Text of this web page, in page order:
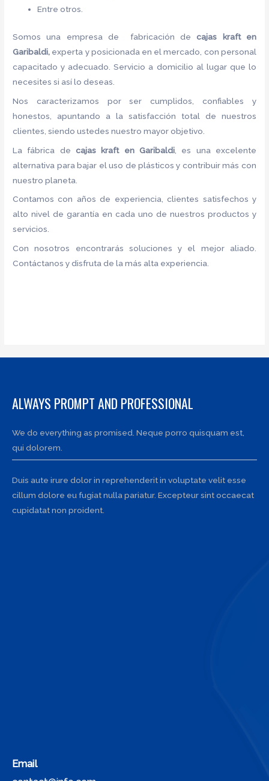
Entre otros.
Somos una empresa de fabricación decajas kraft en
Garibaldi, experta y posicionada en el mercado, con personal
capacitado y adecuado. Servicio a domicilio al lugar que lo
necesites si así lo deseas.
Nos caracterizamos por ser cumplidos, confiables y
honestos, apuntando a la satisfacción total de nuestros
clientes, siendo ustedes nuestro mayor objetivo.
La fábrica decajas kraft en Garibaldi, es una excelente
alternativa para bajar el uso de plásticos y contribuir más con
nuestro planeta.
Contamos con años de experiencia, clientes satisfechos y
alto nivel de garantía en cada uno de nuestros productos y
servicios.
Con nosotros encontrarás soluciones y el mejor aliado.
Contáctanos y disfruta de la más alta experiencia.
ALWAYS PROMPT AND PROFESSIONAL
We do everything as promised. Neque porro quisquam est,
qui dolorem.
Duis aute irure dolor in reprehenderit in voluptate velit esse
cillum dolore eu fugiat nulla pariatur. Excepteur sint occaecat
cupidatat non proident.
Email